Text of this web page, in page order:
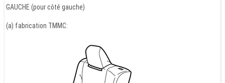
GAUCHE (pour côté gauche)
(a) fabrication TMMC: